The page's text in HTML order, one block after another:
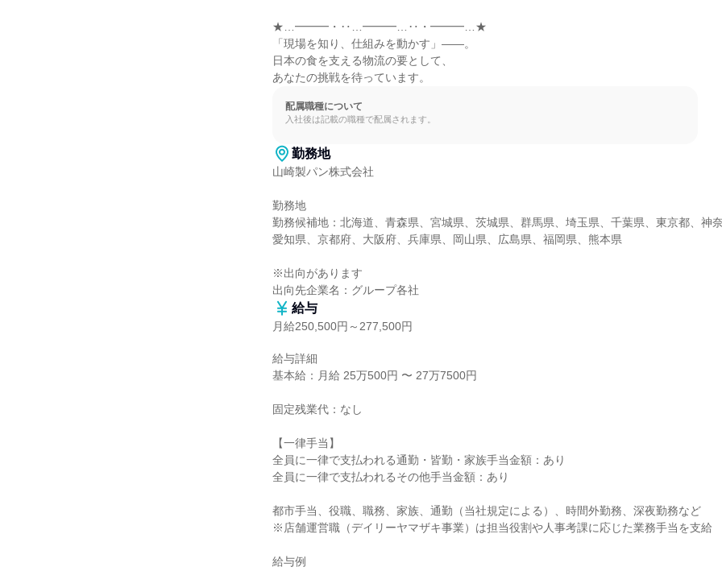
★…━━━・‥…━━━…‥・━━━…★
「現場を知り、仕組みを動かす」――。
日本の食を支える物流の要として、
あなたの挑戦を待っています。
配属職種について
入社後は記載の職種で配属されます。
勤務地
山崎製パン株式会社
勤務地
勤務候補地：北海道、青森県、宮城県、茨城県、群馬県、埼玉県、千葉県、東京都、神奈
愛知県、京都府、大阪府、兵庫県、岡山県、広島県、福岡県、熊本県
※出向があります
出向先企業名：グループ各社
給与
月給250,500円～277,500円
給与詳細
基本給：月給 25万500円 〜 27万7500円
固定残業代：なし
【一律手当】
全員に一律で支払われる通勤・皆勤・家族手当金額：あり
全員に一律で支払われるその他手当金額：あり
都市手当、役職、職務、家族、通勤（当社規定による）、時間外勤務、深夜勤務など
※店舗運営職（デイリーヤマザキ事業）は担当役割や人事考課に応じた業務手当を支給
給与例